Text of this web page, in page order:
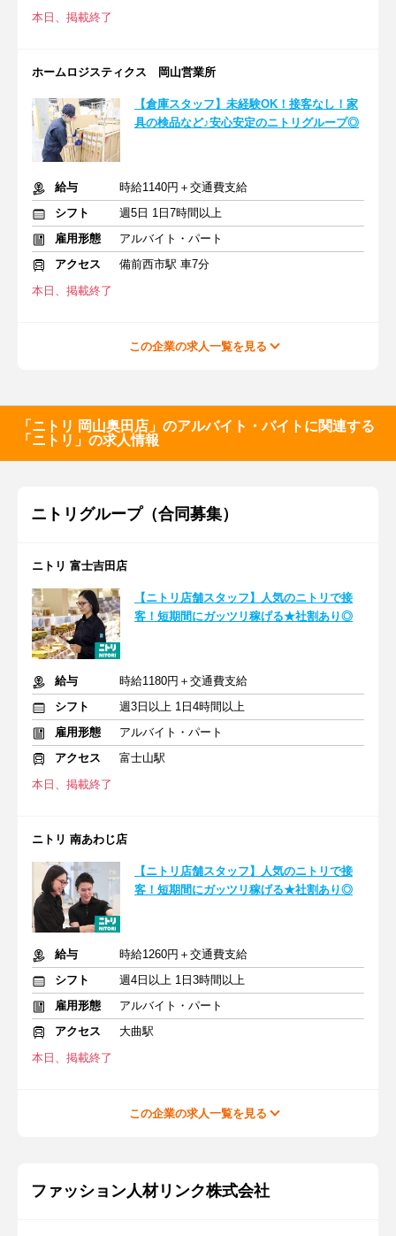
本日、掲載終了
ホームロジスティクス 岡山営業所
【倉庫スタッフ】未経験OK！接客なし！家
具の検品など♪安心安定のニトリグループ◎
給与
時給1140円＋交通費支給
シフト
週5日 1日7時間以上
雇用形態
アルバイト・パート
アクセス
備前西市駅 車7分
本日、掲載終了
この企業の求人一覧を見る
「ニトリ 岡山奥田店」のアルバイト・バイトに関連する
「ニトリ」の求人情報
ニトリグループ（合同募集）
ニトリ 富士吉田店
【ニトリ店舗スタッフ】人気のニトリで接
客！短期間にガッツリ稼げる★社割あり◎
給与
時給1180円＋交通費支給
シフト
週3日以上 1日4時間以上
雇用形態
アルバイト・パート
アクセス
富士山駅
本日、掲載終了
ニトリ 南あわじ店
【ニトリ店舗スタッフ】人気のニトリで接
客！短期間にガッツリ稼げる★社割あり◎
給与
時給1260円＋交通費支給
シフト
週4日以上 1日3時間以上
雇用形態
アルバイト・パート
アクセス
大曲駅
本日、掲載終了
この企業の求人一覧を見る
ファッション人材リンク株式会社